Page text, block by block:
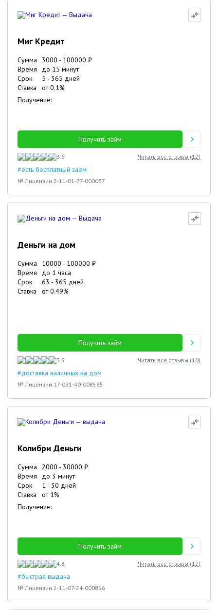
Миг Кредит
Сумма 3000 - 100000 ₽
Время
до 15 минут
Срок
5 - 365 дней
Ставка
от0.1%
Получение:
Получить займ
3.6 Читать все отзывы (12)
#есть бесплатный заем
№ Лицензии 2-11-01-77-000037
Деньги на дом
Сумма 10000 - 100000 ₽
Время
до 1 часа
Срок
63 - 365 дней
Ставка
от0.49%
Получить займ
3.5 Читать все отзывы (10)
#доставка наличных на дом
№ Лицензии 17-031-40-008565
Колибри Деньги
Сумма 2000 - 30000 ₽
Время
до 3 минут
Срок
1 - 30 дней
Ставка
от 1%
Получение:
Получить займ
4.3 Читать все отзывы (12)
#быстрая выдача
№ Лицензии 2-11-07-24-000856